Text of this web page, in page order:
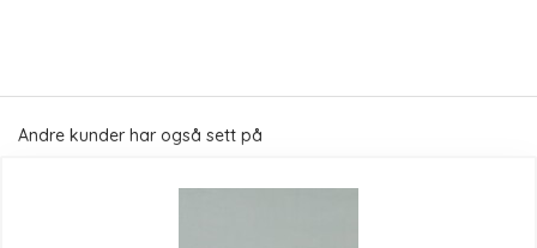
Andre kunder har også sett på